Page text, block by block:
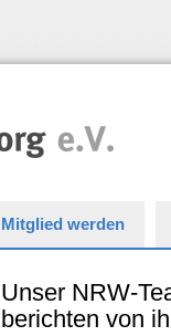
Mitglied werden
Unser NRW-
berichten von